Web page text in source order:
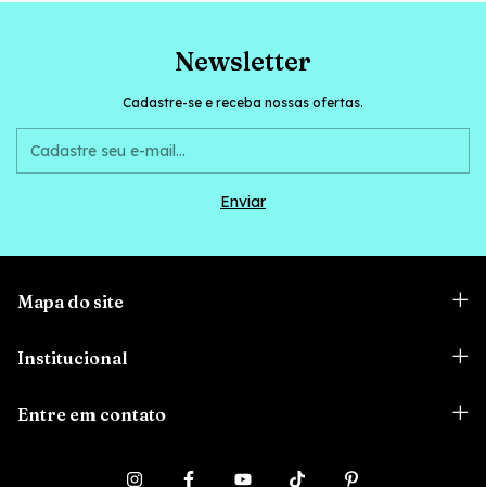
Newsletter
Cadastre-se e receba nossas ofertas.
Mapa do site
Institucional
Entre em contato